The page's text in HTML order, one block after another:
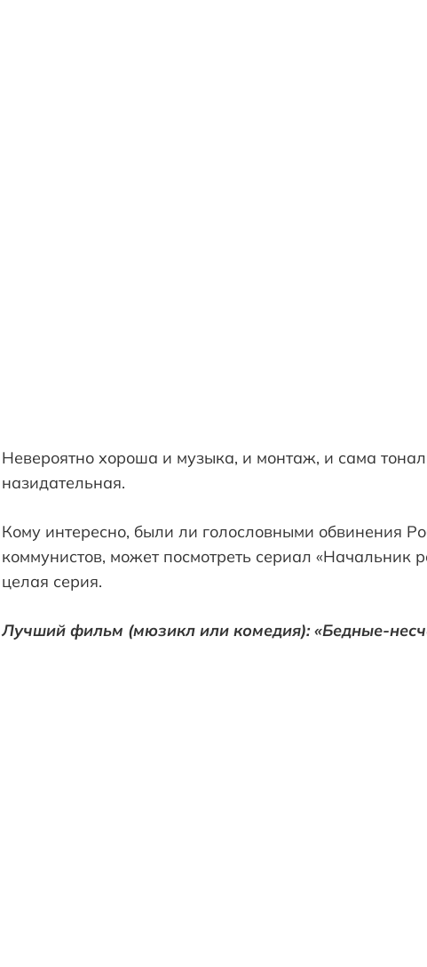
Невероятно хороша и музыка, и монтаж, и сама
назидательная.
Кому интересно, были ли голословными обвинения
коммунистов, может посмотреть сериал «Начальник
целая серия.
Лучший фильм (мюзикл или комедия): «Бедные-